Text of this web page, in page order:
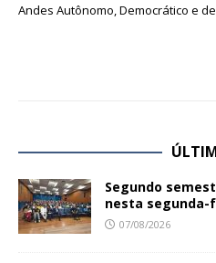
Andes Autônomo, Democrático e
Segundo
nesta segunda-
07/08/2026